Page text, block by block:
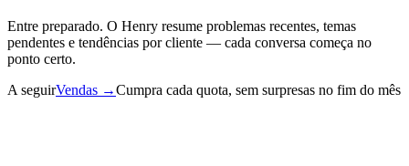
Entre preparado. O Henry resume problemas recentes, temas
pendentes e tendências por cliente — cada conversa começa no
ponto certo.
A seguirVendas →Cumpra cada quota, sem surpresas no fim do mês